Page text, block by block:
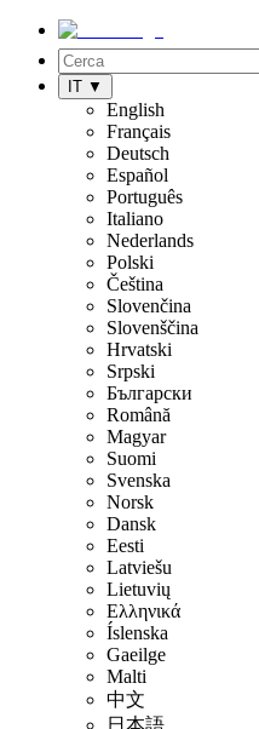
IT ▼
English
Français
Deutsch
Español
Português
Italiano
Nederlands
Polski
Čeština
Slovenčina
Slovenščina
Hrvatski
Srpski
Български
Română
Magyar
Suomi
Svenska
Norsk
Dansk
Eesti
Latviešu
Lietuvių
Ελληνικά
Íslenska
Gaeilge
Malti
中文
日本語